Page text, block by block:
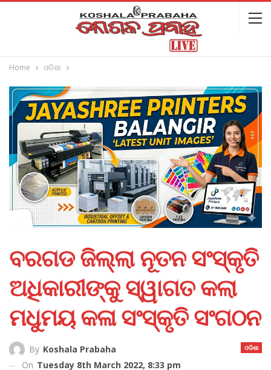
Home ଓଡିଶା
ବରଗଡ ଜିଲ୍ଲା ନୂତନ ସଂସ୍କୃତି
ଅଧିକାରୀଙ୍କୁ ସ୍ୱାଗତ କଲା
ମଧୁମୟ କଳା ସଂସ୍କୃତି ସଂଗଠନ
ଓଡିଶା
By Koshala Prabaha
On Tuesday 8th March 2022, 8:33 pm